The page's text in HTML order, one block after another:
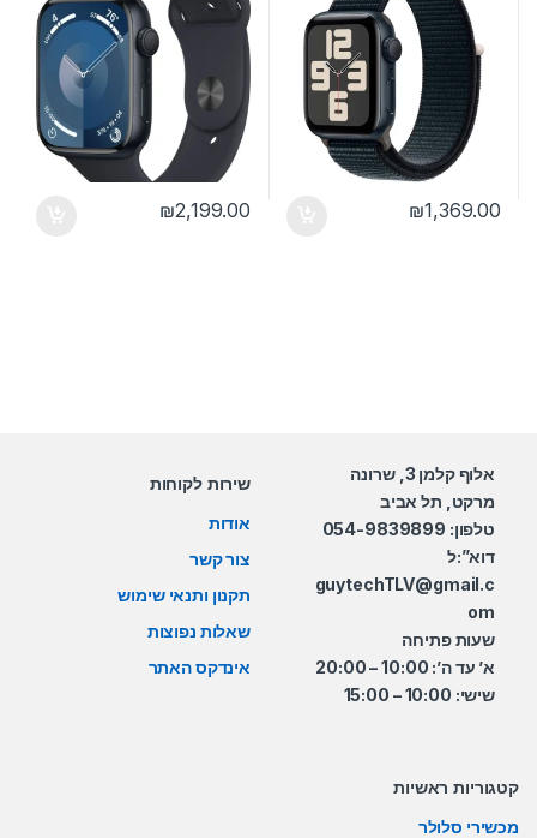
₪1,369.00
₪2,199.00
אלוף קלמן 3, שרונה
מרקט, תל אביב
טלפון: 054-9839899
דוא”:ל
guytechTLV@gmail.c
om
שעות פתיחה
א’ עד ה’: 10:00 – 20:00
שישי: 10:00 – 15:00
שירות לקוחות
אודות
צור קשר
תקנון ותנאי שימוש
שאלות נפוצות
אינדקס האתר
קטגוריות ראשיות
מכשירי סלולר